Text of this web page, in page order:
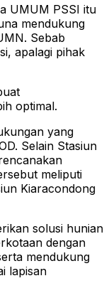
UMUM PSSI itu
mendukung
Sebab
apalagi pihak
optimal.
yang
Selain Stasiun
meliputi
Kiaracondong
solusi hunian
dengan
mendukung
lapisan